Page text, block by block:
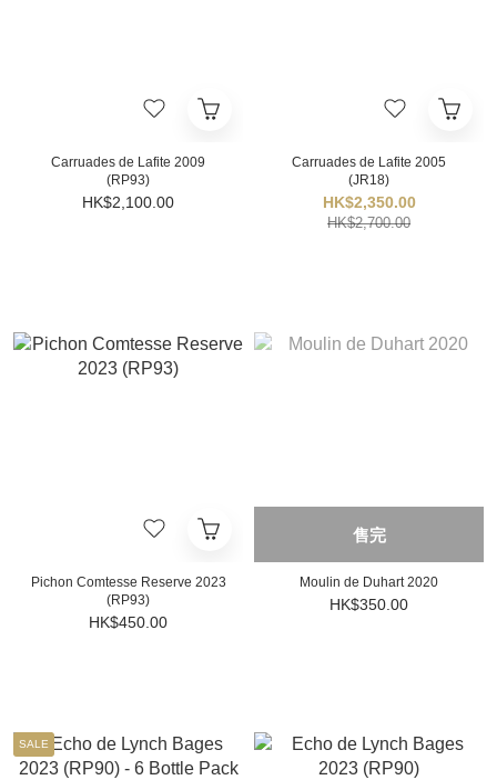
Carruades de Lafite 2009
(RP93)
HK$2,100.00
Carruades de Lafite 2005
(JR18)
HK$2,350.00
HK$2,700.00
Pichon Comtesse Reserve 2023
(RP93)
HK$450.00
售完
Moulin de Duhart 2020
HK$350.00
SALE